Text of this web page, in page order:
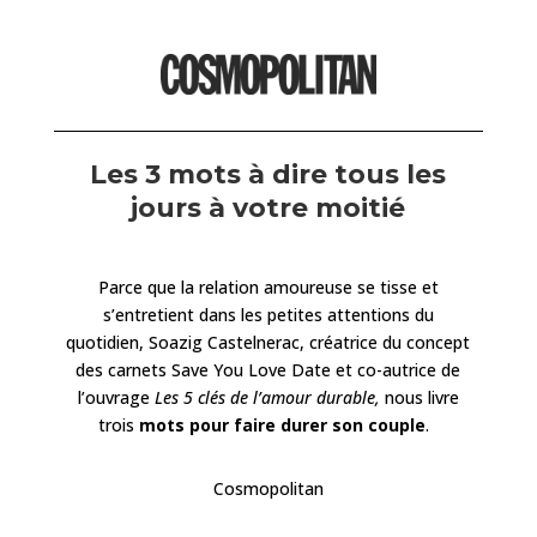
Les 3 mots à dire tous les
jours à votre moitié
Parce que la relation amoureuse se tisse et
s’entretient dans les petites attentions du
quotidien, Soazig Castelnerac, créatrice du concept
des carnets Save You Love Date et co-autrice de
l’ouvrage Les 5 clés de l’amour durable, nous livre
trois mots pour faire durer son couple.
Cosmopolitan